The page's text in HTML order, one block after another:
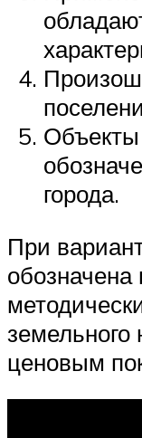
Объекты
города.
При
земельного
ценовым